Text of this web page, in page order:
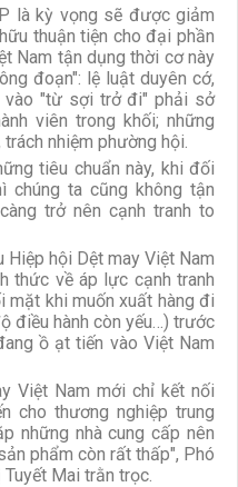
là kỳ vọng sẽ được giảm
thuận tiện cho đại phần
Nam tận dụng thời cơ này
đoạn": lệ luật duyên cớ,
vào "từ sợi trở đi" phải sở
viên trong khối; những
nhiệm phường hội.
tiêu chuẩn này, khi đối
chúng ta cũng không tận
trở nên cạnh tranh to
hội Dệt may Việt Nam
thức về áp lực cạnh tranh
mặt khi muốn xuất hàng đi
điều hành còn yếu…) trước
ồ ạt tiến vào Việt Nam
Việt Nam mới chỉ kết nối
cho thương nghiệp trung
những nhà cung cấp nên
phẩm còn rất thấp", Phó
Mai trằn trọc.